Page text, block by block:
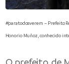
#paratodosverem – Prefeito
Honorio Muñoz, conhecido